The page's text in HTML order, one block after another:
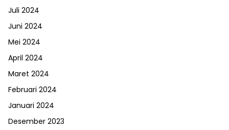
Juli 2024
Juni 2024
Mei 2024
April 2024
Maret 2024
Februari 2024
Januari 2024
Desember 2023